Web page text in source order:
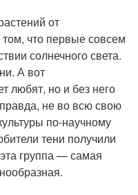
от
что первые совсем
солнечного света.
А вот
любят, но и без него
не во всю свою
по-научному
тени получили
группа — самая